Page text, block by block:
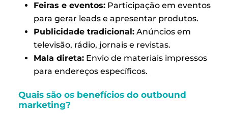
Feiras e eventos:Participação em eventos
para gerar leads e apresentar produtos.
Publicidade tradicional:Anúncios em
televisão, rádio, jornais e revistas.
Mala direta:Envio de materiais impressos
para endereços específicos.
Quais são os benefícios do outbound
marketing?